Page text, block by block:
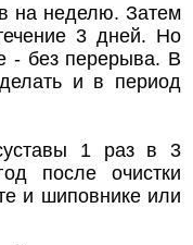
на неделю. Затем
3 дней. Но
- без перерыва. В
и в период
1 раз в 3
после очистки
и шиповнике или